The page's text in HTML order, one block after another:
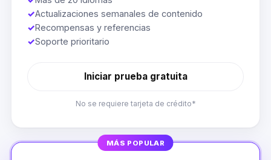
✓Actualizaciones semanales de contenido
✓Recompensas y referencias
✓Soporte prioritario
Iniciar prueba gratuita
No se requiere tarjeta de crédito*
MÁS POPULAR